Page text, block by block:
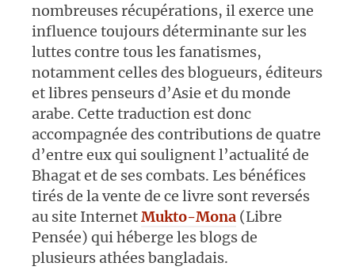
nombreuses récupérations, il exerce une
influence toujours déterminante sur les
luttes contre tous les fanatismes,
notamment celles des blogueurs, éditeurs
et libres penseurs d’Asie et du monde
arabe. Cette traduction est donc
accompagnée des contributions de quatre
d’entre eux qui soulignent l’actualité de
Bhagat et de ses combats. Les bénéfices
tirés de la vente de ce livre sont reversés
au site InternetMukto-Mona (Libre
Pensée) qui héberge les blogs de
plusieurs athées bangladais.